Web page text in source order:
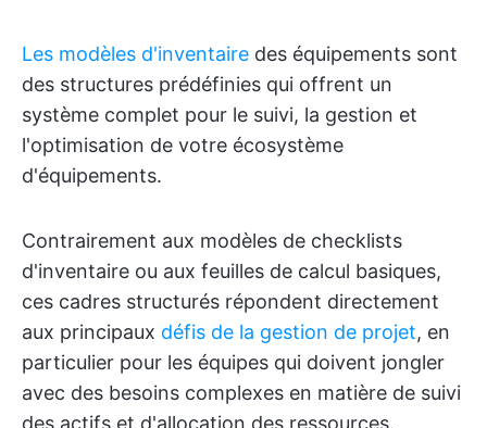
Les modèles d'inventaire des équipements sont
des structures prédéfinies qui offrent un
système complet pour le suivi, la gestion et
l'optimisation de votre écosystème
d'équipements.
Contrairement aux modèles de checklists
d'inventaire ou aux feuilles de calcul basiques,
ces cadres structurés répondent directement
aux principaux défis de la gestion de projet, en
particulier pour les équipes qui doivent jongler
avec des besoins complexes en matière de suivi
des actifs et d'allocation des ressources.